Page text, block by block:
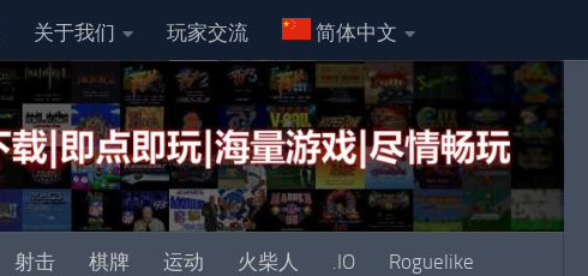
关于我们 玩家交流 简体中文
射击 棋牌 运动 火柴人 .IO Roguelike